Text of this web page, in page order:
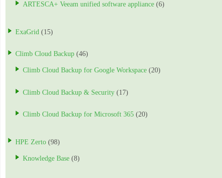
ARTESCA+ Veeam unified software appliance (6)
ExaGrid (15)
Climb Cloud Backup (46)
Climb Cloud Backup for Google Workspace (20)
Climb Cloud Backup & Security (17)
Climb Cloud Backup for Microsoft 365 (20)
HPE Zerto (98)
Knowledge Base (8)